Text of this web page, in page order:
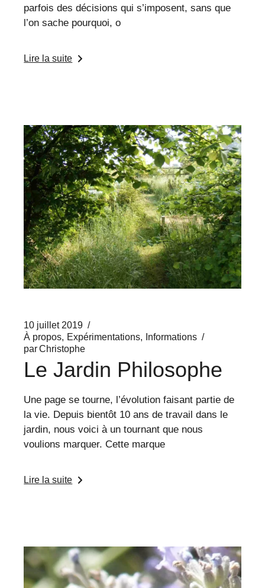
parfois des décisions qui s’imposent, sans que
l’on sache pourquoi, o
Lire la suite
10 juillet 2019
À propos
Expérimentations
Informations
parChristophe
Le Jardin Philosophe
Une page se tourne, l’évolution faisant partie de
la vie. Depuis bientôt 10 ans de travail dans le
jardin, nous voici à un tournant que nous
voulions marquer. Cette marque
Lire la suite